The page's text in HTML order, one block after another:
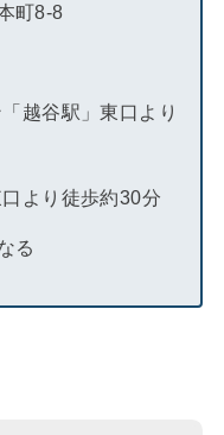
町8-8
越谷駅」東口より
より徒歩約30分
る